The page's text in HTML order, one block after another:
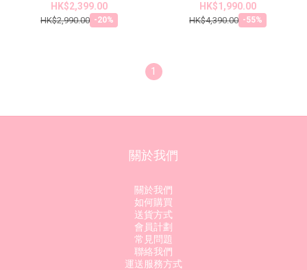
HK$2,399.00
HK$2,990.00 -20%
HK$1,990.00
HK$4,390.00 -55%
1
關於我們
關於我們
如何購買
送貨方式
會員計劃
常見問題
聯絡我們
運送服務方式